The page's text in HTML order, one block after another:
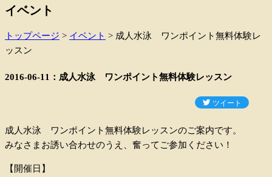
イベント
トップページ > イベント > 成人水泳 ワンポイント無料体験レ
ッスン
2016-06-11：成人水泳 ワンポイント無料体験レッスン
成人水泳 ワンポイント無料体験レッスンのご案内です。
みなさまお誘い合わせのうえ、奮ってご参加ください！
【開催日】